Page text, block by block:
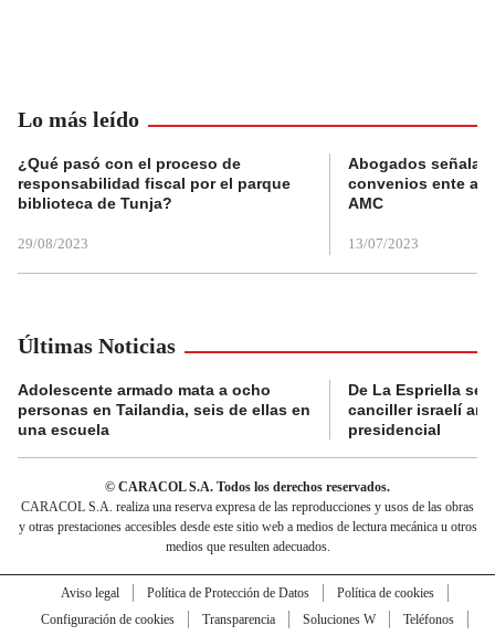
Lo más leído
¿Qué pasó con el proceso de
responsabilidad fiscal por el parque
biblioteca de Tunja?
29/08/2023
Abogados
convenios ente
AMC
13/07/2023
Últimas Noticias
Adolescente armado mata a ocho
personas en Tailandia, seis de ellas en
una escuela
De La Espriella se
canciller israelí
presidencial
© CARACOL S.A. Todos los derechos reservados.
CARACOL S.A. realiza una reserva expresa de las reproducciones y usos de las obras
y otras prestaciones accesibles desde este sitio web a medios de lectura mecánica u otros
medios que resulten adecuados.
Aviso legal Política de Protección de Datos
Política de cookies
Configuración de cookies
Transparencia Soluciones W
Teléfonos